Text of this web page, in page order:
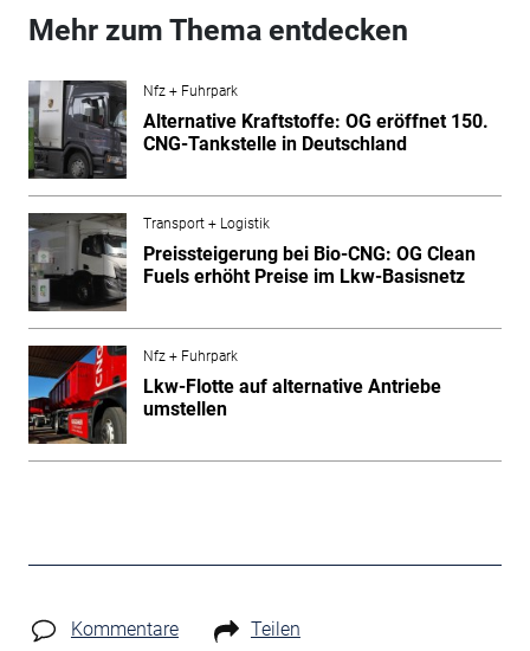
Mehr zum Thema entdecken
Nfz + Fuhrpark
Alternative Kraftstoffe: OG eröffnet 150.
CNG-Tankstelle in Deutschland
Transport + Logistik
Preissteigerung bei Bio-CNG: OG Clean
Fuels erhöht Preise im Lkw-Basisnetz
Nfz + Fuhrpark
Lkw-Flotte auf alternative Antriebe
umstellen
Kommentare Teilen